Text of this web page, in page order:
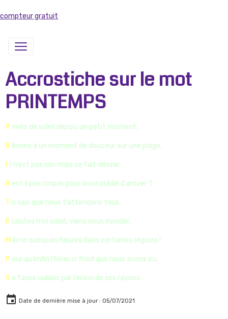
compteur gratuit
Accrostiche sur le mot
PRINTEMPS
P rivés de soleil depuis un petit moment,
R êvons à un moment de douceur sur une plage,
l n’est pas loin mais se fait désirer.
N est il pas coquin pour avoir oublié d’arriver ?
T u sais que nous t’attendons tous…
E coutes moi soleil, viens nous inonder,
M ême quelques heures dans certaines régions !
P our qu’enfin l’hiver si froid que nous avons eu,
S e fasse oublier par l’envoi de ses rayons.
Date de dernière mise à jour : 05/07/2021